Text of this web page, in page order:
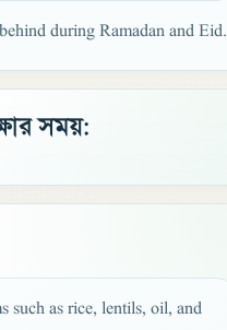
during Ramadan and Eid.
সময়:
such as rice, lentils, oil, and